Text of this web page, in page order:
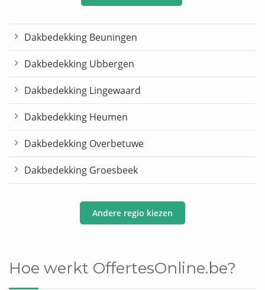
Dakbedekking Beuningen
Dakbedekking Ubbergen
Dakbedekking Lingewaard
Dakbedekking Heumen
Dakbedekking Overbetuwe
Dakbedekking Groesbeek
Andere regio kiezen
Hoe werkt OffertesOnline.be?